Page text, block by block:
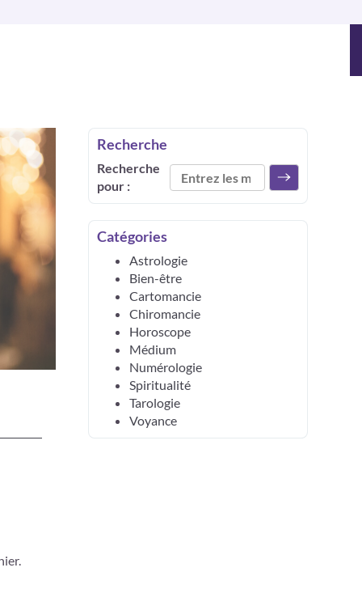
Recherche
Recherche
pour :
Catégories
Astrologie
Bien-être
Cartomancie
Chiromancie
Horoscope
Médium
Numérologie
Spiritualité
Tarologie
Voyance